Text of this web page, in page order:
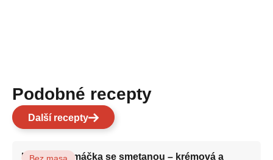
Podobné recepty
Další recepty
Houbová omáčka se smetanou – krémová a
Bez masa